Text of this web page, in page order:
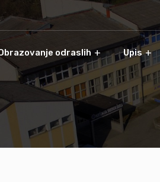
odraslih Upis